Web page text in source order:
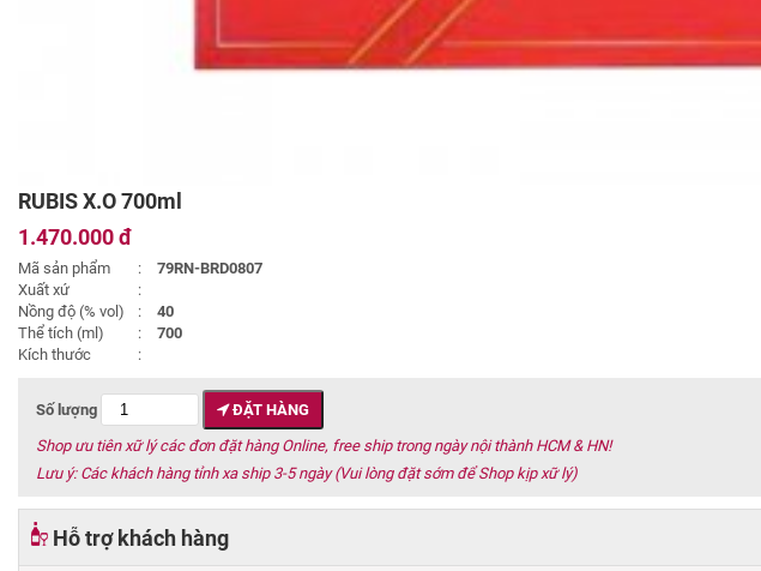
RUBIS X.O 700ml
1.470.000 đ
Mã sản phẩm :
79RN-BRD0807
Xuất xứ
:
Nồng độ (% vol)
:
40
Thể tích (ml)
:
700
Kích thước
:
Số lượng
ĐẶT HÀNG
Shop ưu tiên xữ lý các đơn đặt hàng Online, free ship trong ngày nội thành HCM & HN!
Lưu ý: Các khách hàng tỉnh xa ship 3-5 ngày (Vui lòng đặt sớm để Shop kịp xữ lý)
Hỗ trợ khách hàng